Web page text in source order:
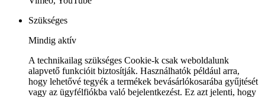
Szükséges
Mindig aktív
A technikailag szükséges Cookie-k csak weboldalunk
alapvető funkcióit biztosítják. Használhatók például arra,
hogy lehetővé tegyék a termékek bevásárlókosarába gyűjtését
vagy az ügyfélfiókba való bejelentkezést. Ez azt jelenti, hogy